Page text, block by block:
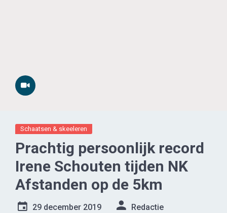
Schaatsen & skeeleren
Prachtig persoonlijk record
Irene Schouten tijden NK
Afstanden op de 5km
29 december 2019 Redactie